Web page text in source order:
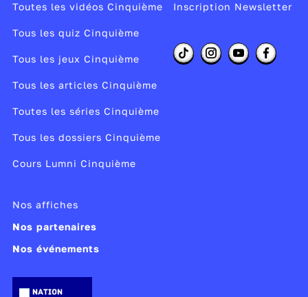
Fingerprints
Coroner
Match fingerprints
Solve a case
Look for clues
Publié le 06/10/25
Modifié le 04/12/25
Toutes les vidéos Cinquième
Tous les quiz Cinquième
Tous les jeux Cinquième
Tous les articles Cinquième
Toutes les séries Cinquième
Tous les dossiers Cinquième
Cours Lumni Cinquième
Inscription Newsletter
Nos affiches
Nos partenaires
Nos événements